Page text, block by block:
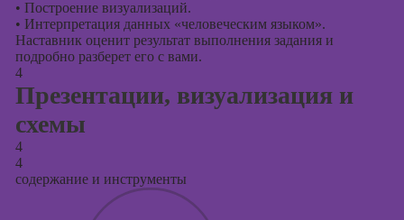
• Построение визуализаций.
• Интерпретация данных «человеческим языком».
Наставник оценит результат выполнения задания и
подробно разберет его с вами.
4
Презентации, визуализация и
схемы
4
4
содержание и инструменты